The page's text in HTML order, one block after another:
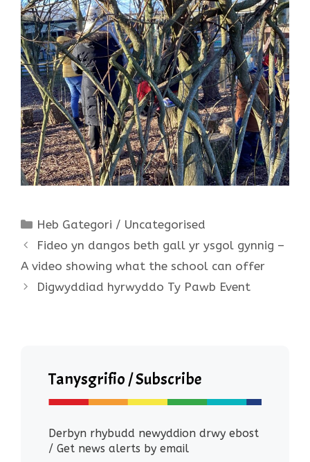
Categories
Heb Gategori / Uncategorised
Fideo yn dangos beth gall yr ysgol gynnig –
A video showing what the school can offer
Digwyddiad hyrwyddo Ty Pawb Event
Tanysgrifio / Subscribe
Derbyn rhybudd newyddion drwy ebost
/ Get news alerts by email